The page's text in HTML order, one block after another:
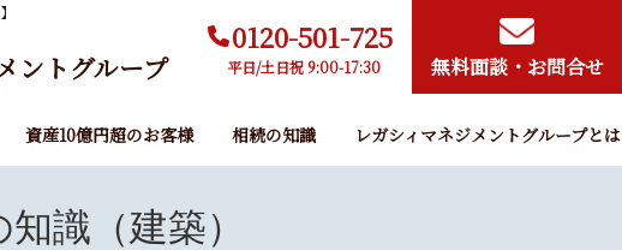
ントグループ
0120-501-725
平日/土日祝 9:00-17:30 無料面談・お問合せ
資産10億円超のお客様 相続の知識 レガシィマネジメントグループとは
識（建築）